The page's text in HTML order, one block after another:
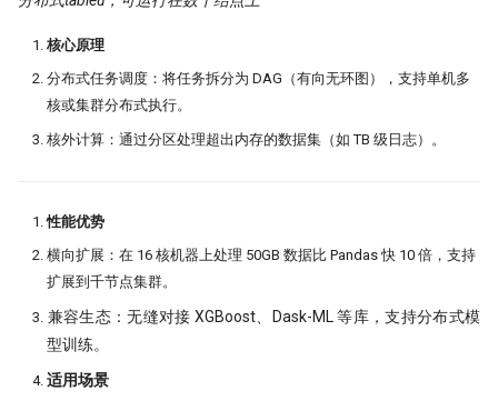
​核心原理
​分布式任务调度：将任务拆分为 DAG（有向无环图），支持单机多
核或集群分布式执行。
​核外计算：通过分区处理超出内存的数据集（如 TB 级日志）。
​性能优势
​横向扩展：在 16 核机器上处理 50GB 数据比 Pandas 快 10 倍，支持
扩展到千节点集群。
​兼容生态：无缝对接 XGBoost、Dask-ML 等库，支持分布式模
型训练。
​适用场景